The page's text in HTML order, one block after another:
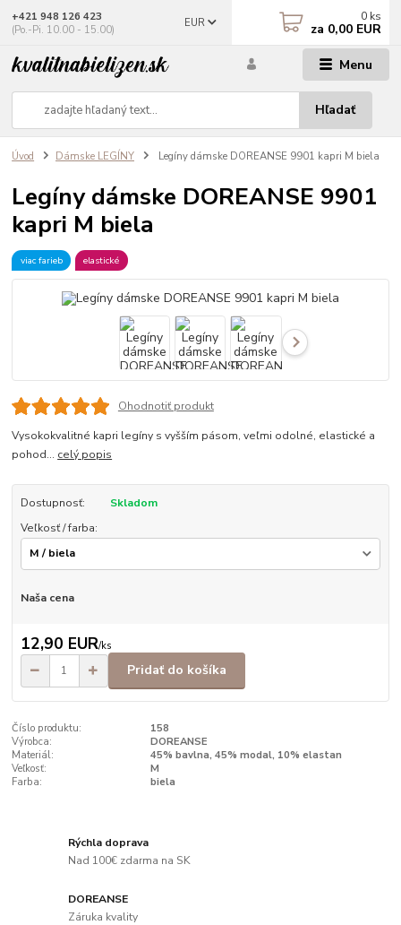
Menu
EUR
Hľadať
+421 948 126 423
(Po.-Pi. 10.00 - 15.00)
0 ks
za 0,00 EUR
Úvod Dámske LEGÍNY Legíny dámske DOREANSE 9901 kapri M biela
Legíny dámske DOREANSE 9901
kapri M biela
viac farieb elastické
Ohodnotiť produkt
Vysokokvalitné kapri legíny s vyšším pásom, veľmi odolné, elastické a
pohod... celý popis
Dostupnosť:
Skladom
Veľkosť / farba:
Naša cena
12,90 EUR/ks
Pridať do košíka
Číslo produktu:
158
Výrobca:
DOREANSE
Materiál:
45% bavlna, 45% modal, 10% elastan
Veľkosť:
M
Farba:
biela
Rýchla doprava
Nad 100€ zdarma na SK
DOREANSE
Záruka kvality